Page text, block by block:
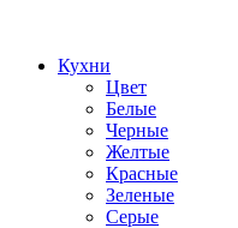
Кухни
Цвет
Белые
Черные
Желтые
Красные
Зеленые
Серые